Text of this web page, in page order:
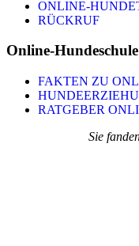
ONLINE-
RÜCKRUF
Online-Hundeschule
FAKTEN ZU
RATGEBER
Sie